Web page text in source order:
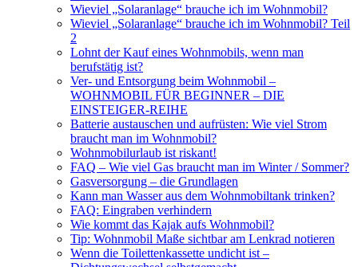
Wieviel „Solaranlage“ brauche ich im Wohnmobil?
Wieviel „Solaranlage“ brauche ich im Wohnmobil? Teil
2
Lohnt der Kauf eines Wohnmobils, wenn man
berufstätig ist?
Ver- und Entsorgung beim Wohnmobil –
WOHNMOBIL FÜR BEGINNER – DIE
EINSTEIGER-REIHE
Batterie austauschen und aufrüsten: Wie viel Strom
braucht man im Wohnmobil?
Wohnmobilurlaub ist riskant!
FAQ – Wie viel Gas braucht man im Winter / Sommer?
Gasversorgung – die Grundlagen
Kann man Wasser aus dem Wohnmobiltank trinken?
FAQ: Eingraben verhindern
Wie kommt das Kajak aufs Wohnmobil?
Tip: Wohnmobil Maße sichtbar am Lenkrad notieren
Wenn die Toilettenkassette undicht ist –